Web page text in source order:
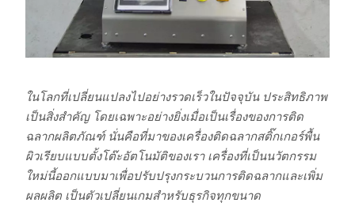
ในโลกที่เปลี่ยนแปลงไปอย่างรวดเร็วในปัจจุบัน ประสิทธิภาพ
เป็นสิ่งสำคัญ โดยเฉพาะอย่างยิ่งเมื่อเป็นเรื่องของการติด
ฉลากผลิตภัณฑ์ นั่นคือที่มาของเครื่องติดฉลากสติ๊กเกอร์พื้น
ผิวเรียบแบบตั้งโต๊ะอัตโนมัติของเรา เครื่องที่เป็นนวัตกรรม
ใหม่นี้ออกแบบมาเพื่อปรับปรุงกระบวนการติดฉลากและเพิ่ม
ผลผลิต เป็นตัวเปลี่ยนเกมสำหรับธุรกิจทุกขนาด